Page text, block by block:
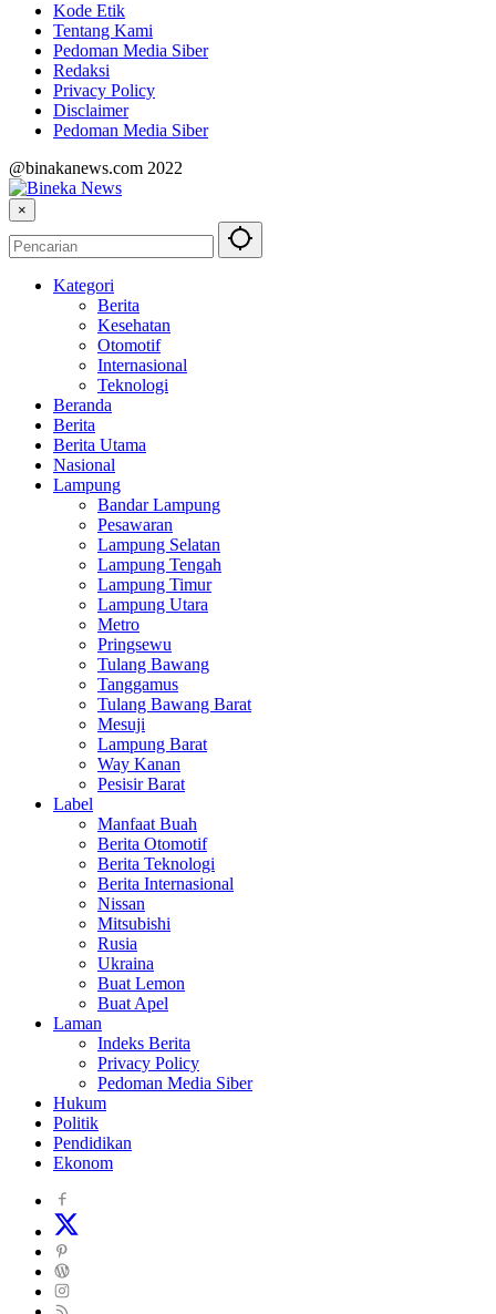
Kode Etik
Tentang Kami
Pedoman Media Siber
Redaksi
Privacy Policy
Disclaimer
Pedoman Media Siber
@binakanews.com 2022
×
Kategori
Berita
Kesehatan
Otomotif
Internasional
Teknologi
Beranda
Berita
Berita Utama
Nasional
Lampung
Bandar Lampung
Pesawaran
Lampung Selatan
Lampung Tengah
Lampung Timur
Lampung Utara
Metro
Pringsewu
Tulang Bawang
Tanggamus
Tulang Bawang Barat
Mesuji
Lampung Barat
Way Kanan
Pesisir Barat
Label
Manfaat Buah
Berita Otomotif
Berita Teknologi
Berita Internasional
Nissan
Mitsubishi
Rusia
Ukraina
Buat Lemon
Buat Apel
Laman
Indeks Berita
Privacy Policy
Pedoman Media Siber
Hukum
Politik
Pendidikan
Ekonom